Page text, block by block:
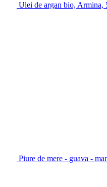
Ulei de argan bio, Armina,
Piure de mere - guava -